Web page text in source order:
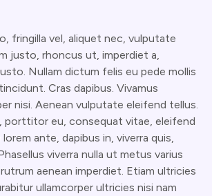
fringilla vel, aliquet nec, vulputate
justo, rhoncus ut, imperdiet a,
Nullam dictum felis eu pede mollis
Cras dapibus. Vivamus
nisi. Aenean vulputate eleifend tellus.
porttitor eu, consequat vitae, eleifend
lorem ante, dapibus in, viverra quis,
viverra nulla ut metus varius
aenean imperdiet. Etiam ultricies
ullamcorper ultricies nisi nam